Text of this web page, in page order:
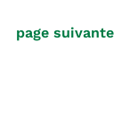
page suivante